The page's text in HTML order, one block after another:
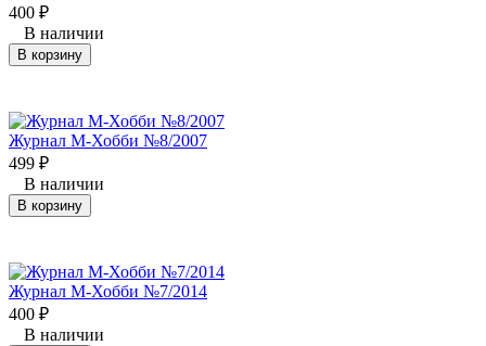
400 ₽
В наличии
В корзину
Журнал М-Хобби №8/2007
499 ₽
В наличии
В корзину
Журнал М-Хобби №7/2014
400 ₽
В наличии